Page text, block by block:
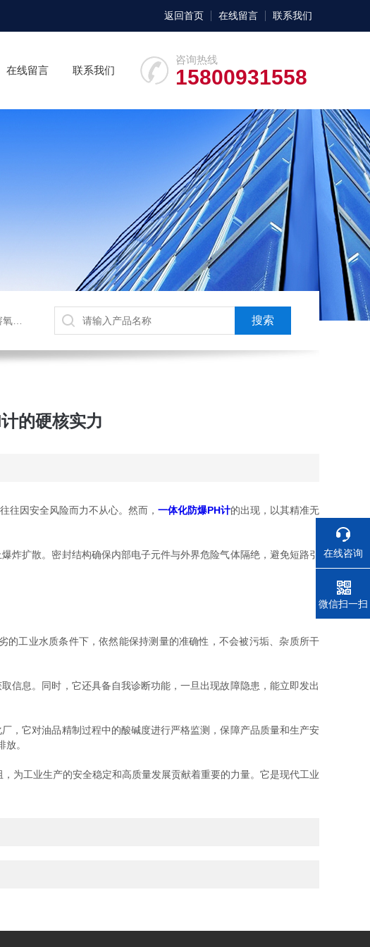
返回首页 在线留言 联系我们
咨询热线
15800931558
在线留言 联系我们
送器
的硬核实力
因安全风险而力不从心。然而， 一体化防爆PH计的出现，以其精准无
扩散。密封结构确保内部电子元件与外界危险气体隔绝，避免短路引
工业水质条件下，依然能保持测量的准确性，不会被污垢、杂质所干
息。同时，它还具备自我诊断功能，一旦出现故障隐患，能立即发出
它对油品精制过程中的酸碱度进行严格监测，保障产品质量和生产安
。
工业生产的安全稳定和高质量发展贡献着重要的力量。它是现代工业
在线咨询
电话
微信扫一扫